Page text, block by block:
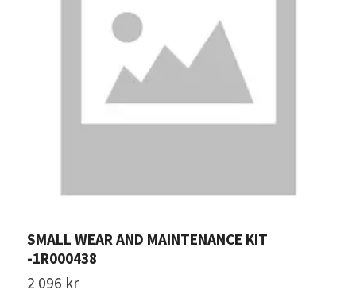
SMALL WEAR AND MAINTENANCE KIT
-1R000438
2 096 kr